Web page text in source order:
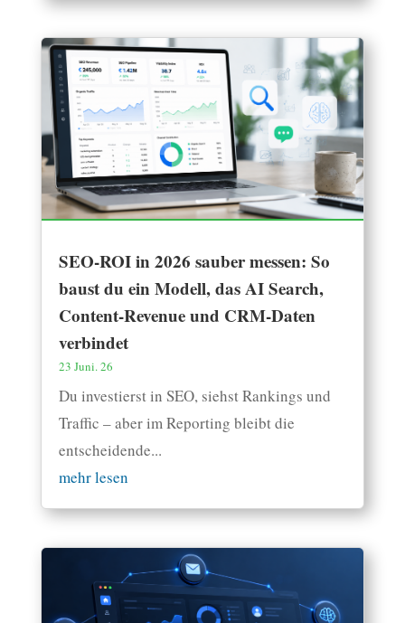
SEO-ROI in 2026 sauber messen: So
baust du ein Modell, das AI Search,
Content-Revenue und CRM-Daten
verbindet
23 Juni. 26
Du investierst in SEO, siehst Rankings und
Traffic – aber im Reporting bleibt die
entscheidende...
mehr lesen